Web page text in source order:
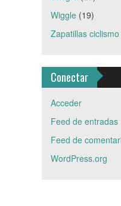
Wiggle(19)
Zapatillas ciclismo
Conectar
Acceder
Feed de entradas
Feed de
WordPress.org